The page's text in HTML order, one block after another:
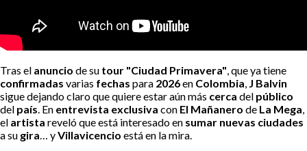
Tras el anuncio de su tour "Ciudad Primavera", que ya tiene
confirmadas varias fechas para 2026en Colombia, J Balvin
sigue dejando claro que quiere estar aún más cerca del público
del país. En entrevista exclusiva con El Mañanero de La Mega,
el artista reveló que está interesado en sumar nuevas ciudades
a su gira… yVillavicencio está en la mira.